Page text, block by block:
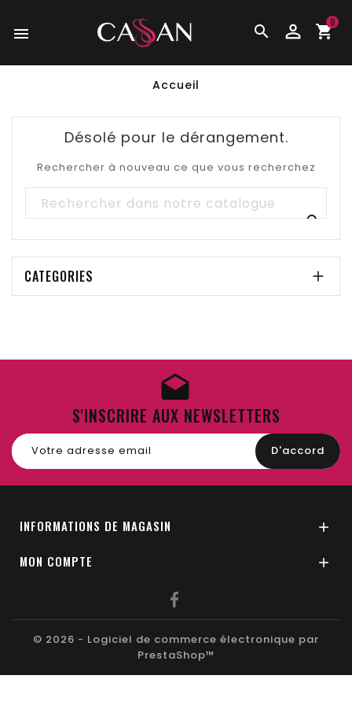
  shopping_cart0
Accueil
Désolé pour le dérangement.
Rechercher à nouveau ce que vous recherchez

CATEGORIES 
S'INSCRIRE AUX NEWSLETTERS
INFORMATIONS DE MAGASIN 
MON COMPTE 
© 2026 - Logiciel de commerce électronique par
PrestaShop™